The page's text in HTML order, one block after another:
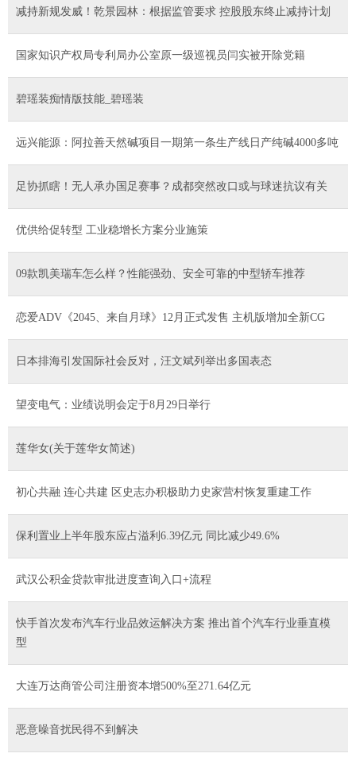
减持新规发威！乾景园林：根据监管要求 控股股东终止减持计划
国家知识产权局专利局办公室原一级巡视员闫实被开除党籍
碧瑶装痴情版技能_碧瑶装
远兴能源：阿拉善天然碱项目一期第一条生产线日产纯碱4000多吨
足协抓瞎！无人承办国足赛事？成都突然改口或与球迷抗议有关
优供给促转型 工业稳增长方案分业施策
09款凯美瑞车怎么样？性能强劲、安全可靠的中型轿车推荐
恋爱ADV《2045、来自月球》12月正式发售 主机版增加全新CG
日本排海引发国际社会反对，汪文斌列举出多国表态
望变电气：业绩说明会定于8月29日举行
莲华女(关于莲华女简述)
初心共融 连心共建 区史志办积极助力史家营村恢复重建工作
保利置业上半年股东应占溢利6.39亿元 同比减少49.6%
武汉公积金贷款审批进度查询入口+流程
快手首次发布汽车行业品效运解决方案 推出首个汽车行业垂直模
型
大连万达商管公司注册资本增500%至271.64亿元
恶意噪音扰民得不到解决